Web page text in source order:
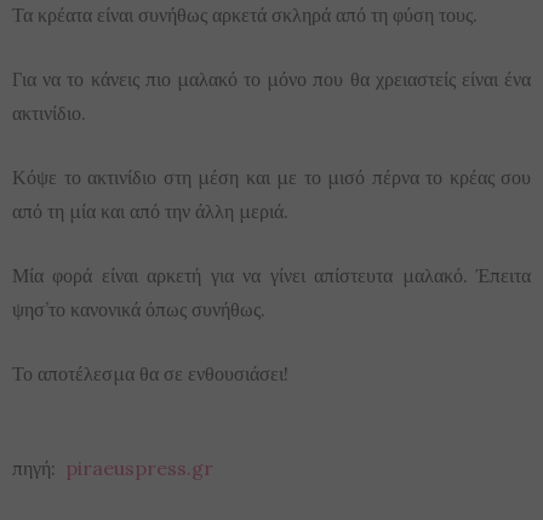
Τα κρέατα είναι συνήθως αρκετά σκληρά από τη φύση τους.
Για να το κάνεις πιο μαλακό το μόνο που θα χρειαστείς είναι ένα
ακτινίδιο.
Κόψε το ακτινίδιο στη μέση και με το μισό πέρνα το κρέας σου
από τη μία και από την άλλη μεριά.
Μία φορά είναι αρκετή για να γίνει απίστευτα μαλακό. Έπειτα
ψησ’το κανονικά όπως συνήθως.
Το αποτέλεσμα θα σε ενθουσιάσει!
πηγή: piraeuspress.gr